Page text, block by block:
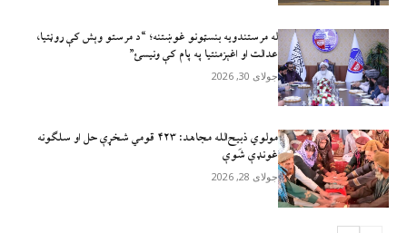
له مرستندویه بنسټونو غوښتنه؛ “د مرستو وېش کې روڼتیا،
عدالت او اغېزمنتیا په پام کې ونیسئ”
جولای 30, 2026
مولوي ذبيح‌الله مجاهد: ۴۲۳ قومي شخړې حل او سلګونه
غونډې شَوې
جولای 28, 2026